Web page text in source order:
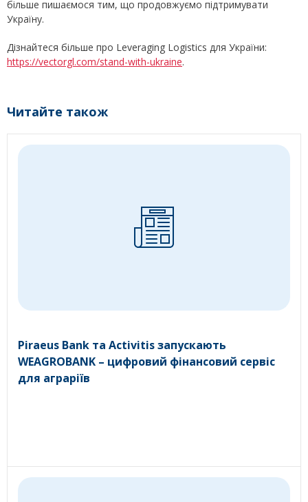
більше пишаємося тим, що продовжуємо підтримувати
Україну.
Дізнайтеся більше про Leveraging Logistics для України:
https://vectorgl.com/stand-with-ukraine.
Читайте також
Piraeus Bank та Activitis запускають
WEAGROBANK – цифровий фінансовий сервіс
для аграріїв